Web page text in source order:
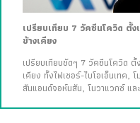
เปรียบเทียบ 7 วัคซีนโควิด ตั้
ข้างเคียง
เปรียบเทียบชัดๆ 7 วัคซีนโควิด
เคียง ทั้งไฟเซอร์-ไบโอเอ็นเทค,
สันแอนด์จอห์นสัน, โนวาแวกซ์ แ